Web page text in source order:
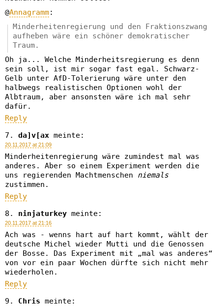
@Annagramm:
Minderheitenregierung und den Fraktionszwang
aufheben wäre ein schöner demokratischer
Traum.
Oh ja... Welche Minderheitsregierung es denn
sein soll, ist mir sogar fast egal. Schwarz-
Gelb unter AfD-Tolerierung wäre unter den
halbwegs realistischen Optionen wohl der
Albtraum, aber ansonsten wäre ich mal sehr
dafür.
Reply
da]v[ax meinte:
20.11.2017 at 21:09
Minderheitenregierung wäre zumindest mal was
anderes. Aber so einem Experiment werden die
uns regierenden Machtmenschen niemals
zustimmen.
Reply
ninjaturkey meinte:
20.11.2017 at 21:16
Ach was - wenns hart auf hart kommt, wählt der
deutsche Michel wieder Mutti und die Genossen
der Bosse. Das Experiment mit „mal was anderes“
von vor ein paar Wochen dürfte sich nicht mehr
wiederholen.
Reply
Chris meinte: